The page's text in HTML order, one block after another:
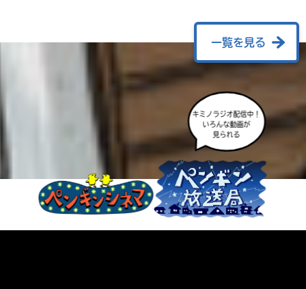
一覧を見る
キミノラジオ配信中！
いろんな動画が
見られる
も
度
み
て
ね
る